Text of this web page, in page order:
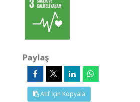
Paylaş
Atıf İçin Kopyala